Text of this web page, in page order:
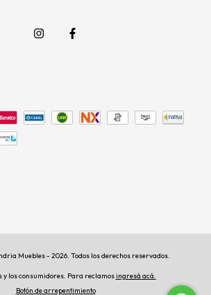
Muebles - 2026. Todos los derechos reservados.
y los consumidores. Para reclamosingresá acá.
Botón de arrepentimiento